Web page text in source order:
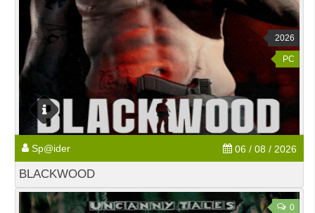
2026
PC
Sp@ider 06 / 08 / 2026
BLACKWOOD
0